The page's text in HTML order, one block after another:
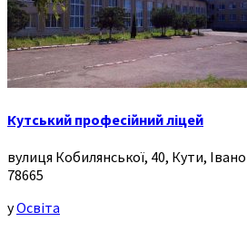
Кутський професійний ліцей
вулиця Кобилянської, 40, Кути,
78665
уОсвіта